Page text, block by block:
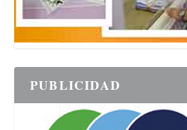
PUBLICIDAD